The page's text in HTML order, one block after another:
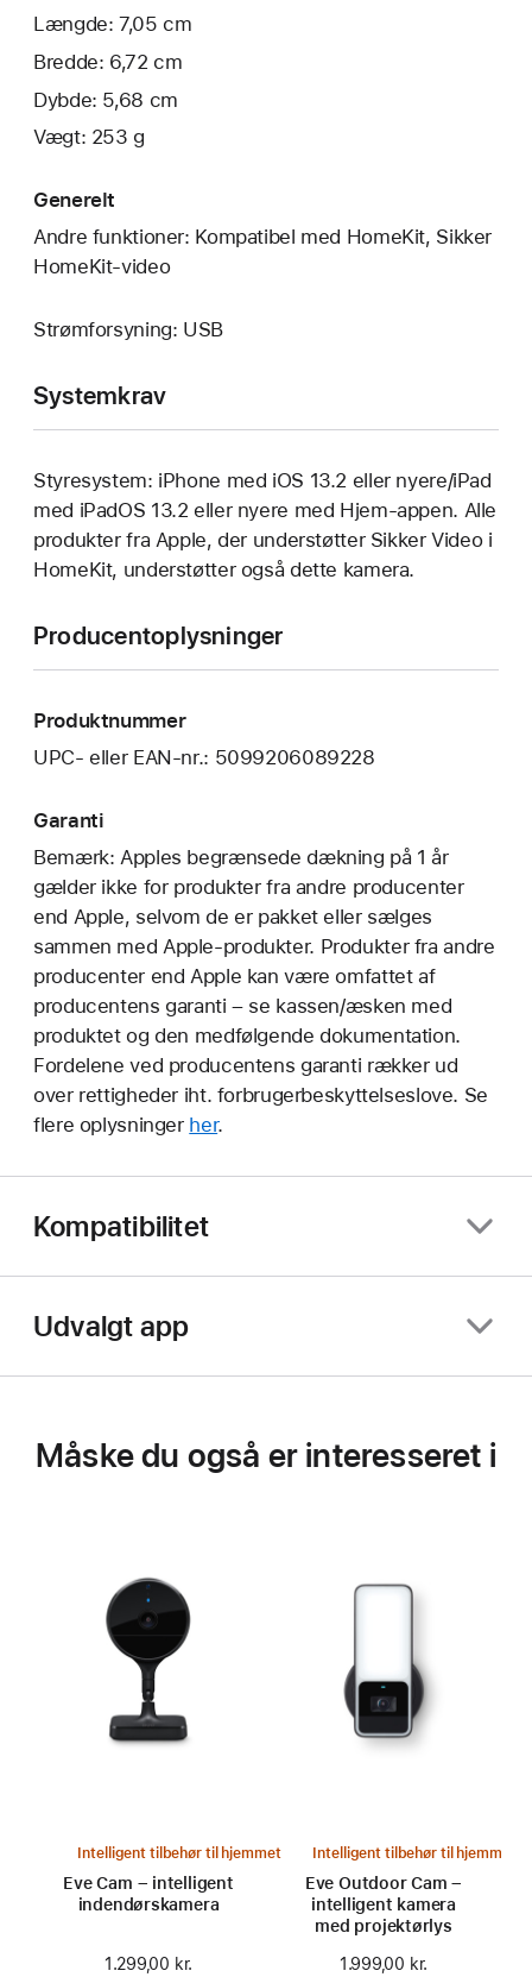
Længde: 7,05 cm
Bredde: 6,72 cm
Dybde: 5,68 cm
Vægt: 253 g
Generelt
Andre funktioner: Kompatibel med HomeKit, Sikker
HomeKit-video
Strømforsyning: USB
Systemkrav
Styresystem: iPhone med iOS 13.2 eller nyere/iPad
med iPadOS 13.2 eller nyere med Hjem-appen. Alle
produkter fra Apple, der understøtter Sikker Video i
HomeKit, understøtter også dette kamera.
Producentoplysninger
Produktnummer
UPC- eller EAN-nr.: 5099206089228
Garanti
Bemærk: Apples begrænsede dækning på 1 år
gælder ikke for produkter fra andre producenter
end Apple, selvom de er pakket eller sælges
sammen med Apple-produkter. Produkter fra andre
producenter end Apple kan være omfattet af
producentens garanti – se kassen/æsken med
produktet og den medfølgende dokumentation.
Fordelene ved producentens garanti rækker ud
over rettigheder iht. forbrugerbeskyttelseslove. Se
flere oplysninger her.
Kompatibilitet
Udvalgt app
Måske du også er interesseret i
Intelligent tilbehør til hjemmet
Eve Cam – intelligent
indendørskamera
1.299,00 kr.
Intelligent tilbehør til hjemmet
Eve Outdoor Cam –
intelligent kamera
med projektørlys
1.999,00 kr.